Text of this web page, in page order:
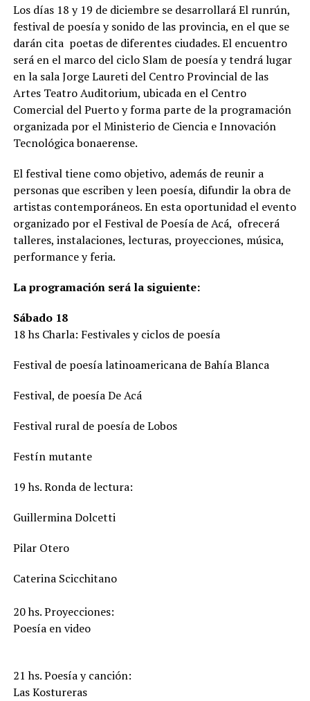
Los días 18 y 19 de diciembre se desarrollará El runrún,
festival de poesía y sonido de las provincia, en el que se
darán cita poetas de diferentes ciudades. El encuentro
será en el marco del ciclo Slam de poesía y tendrá lugar
en la sala Jorge Laureti del Centro Provincial de las
Artes Teatro Auditorium, ubicada en el Centro
Comercial del Puerto y forma parte de la programación
organizada por el Ministerio de Ciencia e Innovación
Tecnológica bonaerense.
El festival tiene como objetivo, además de reunir a
personas que escriben y leen poesía, difundir la obra de
artistas contemporáneos. En esta oportunidad el evento
organizado por el Festival de Poesía de Acá, ofrecerá
talleres, instalaciones, lecturas, proyecciones, música,
performance y feria.
La programación será la siguiente:
Sábado 18
18 hs Charla: Festivales y ciclos de poesía
Festival de poesía latinoamericana de Bahía Blanca
Festival, de poesía De Acá
Festival rural de poesía de Lobos
Festín mutante
19 hs. Ronda de lectura:
Guillermina Dolcetti
Pilar Otero
Caterina Scicchitano
20 hs. Proyecciones:
Poesía en video
21 hs. Poesía y canción:
Las Kostureras